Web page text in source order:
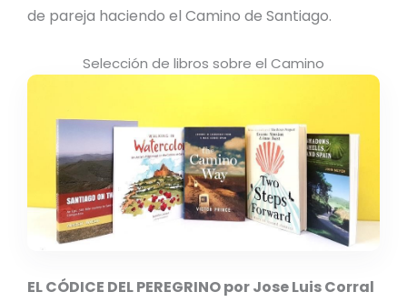
de pareja haciendo el Camino de Santiago.
Selección de libros sobre el Camino
EL CÓDICE DEL PEREGRINO por Jose Luis Corral